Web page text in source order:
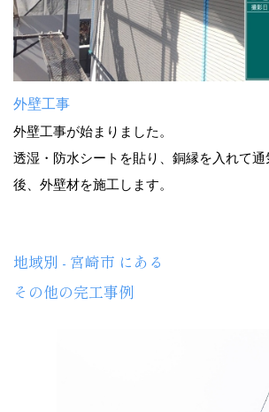
外壁工事
外壁工事が始まりました。
透湿・防水シートを貼り、銅縁を入れて通
後、外壁材を施工します。
地域別 - 宮崎市 にある
その他の完工事例